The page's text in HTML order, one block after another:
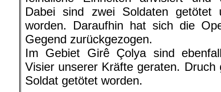
Dabei sind zwei Soldaten getötet
worden. Daraufhin hat sich die
Gegend zurückgezogen.
Im Gebiet Girê Çolya sind
Visier unserer Kräfte geraten.
Soldat getötet worden.